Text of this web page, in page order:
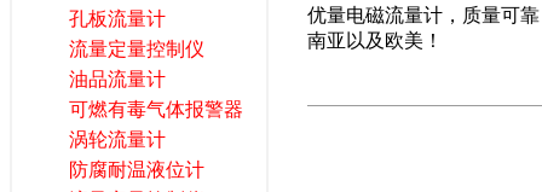
孔板流量计
流量定量控制仪
油品流量计
可燃有毒气体报警器
涡轮流量计
防腐耐温液位计
优量电磁流量计，质量可
南亚以及欧美！